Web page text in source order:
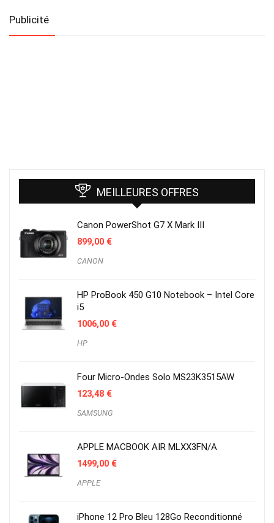
Publicité
MEILLEURES OFFRES
Canon PowerShot G7 X Mark III
899,00 €
CANON
HP ProBook 450 G10 Notebook – Intel Core
i5
1006,00 €
HP
Four Micro-Ondes Solo MS23K3515AW
123,48 €
SAMSUNG
APPLE MACBOOK AIR MLXX3FN/A
1499,00 €
APPLE
iPhone 12 Pro Bleu 128Go Reconditionné